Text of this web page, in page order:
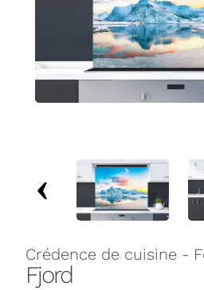
Crédence de cuisine -
Fjord